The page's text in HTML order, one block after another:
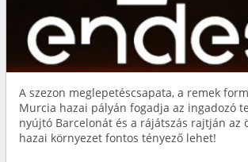
A szezon meglepetéscsapata, a remek
Murcia hazai pályán fogadja az ingadozó
nyújtó Barcelonát és a rájátszás rajtján az
hazai környezet fontos tényező lehet!